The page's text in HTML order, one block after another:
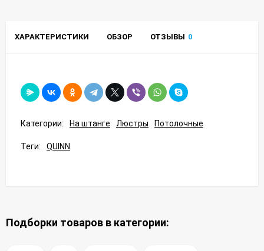
ХАРАКТЕРИСТИКИ ОБЗОР ОТЗЫВЫ 0
Категории: На штанге Люстры Потолочные
Теги: QUINN
Подборки товаров в категории: